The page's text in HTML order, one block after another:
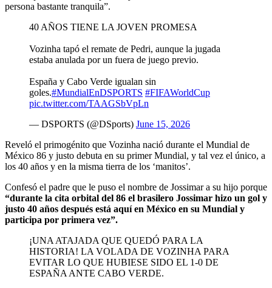
persona bastante tranquila”.
40 AÑOS TIENE LA JOVEN PROMESA
Vozinha tapó el remate de Pedri, aunque la jugada
estaba anulada por un fuera de juego previo.
España y Cabo Verde igualan sin
goles.#MundialEnDSPORTS #FIFAWorldCup
pic.twitter.com/TAAGSbVpLn
— DSPORTS (@DSports) June 15, 2026
Reveló el primogénito que Vozinha nació durante el Mundial de
México 86 y justo debuta en su primer Mundial, y tal vez el único, a
los 40 años y en la misma tierra de los ‘manitos’.
Confesó el padre que le puso el nombre de Jossimar a su hijo porque
“durante la cita orbital del 86 el brasilero Jossimar hizo un gol y
justo 40 años después está aquí en México en su Mundial y
participa por primera vez”.
¡UNA ATAJADA QUE QUEDÓ PARA LA
HISTORIA! LA VOLADA DE VOZINHA PARA
EVITAR LO QUE HUBIESE SIDO EL 1-0 DE
ESPAÑA ANTE CABO VERDE.